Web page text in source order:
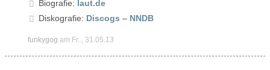
Biografie: laut.de
Diskografie: Discogs – NNDB
funkygog am Fr.., 31.05.13